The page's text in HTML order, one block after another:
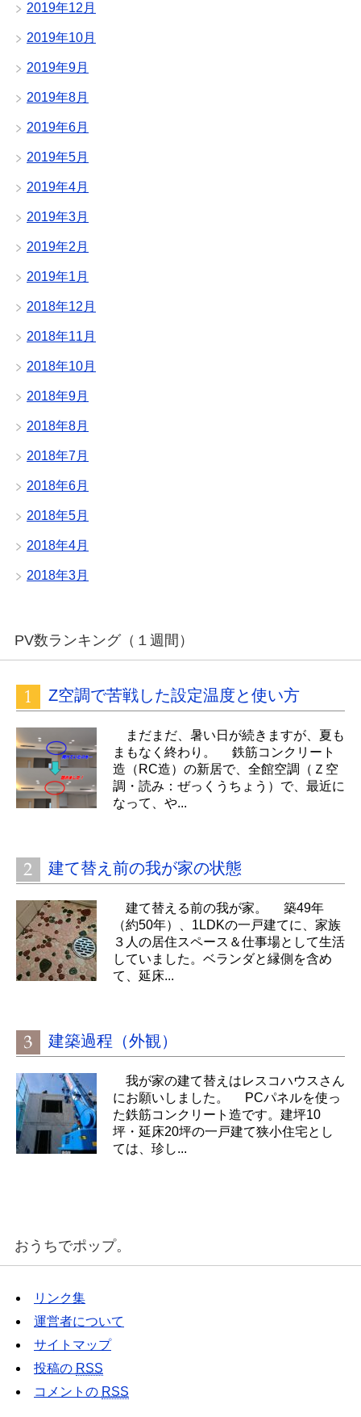
2019年12月
2019年10月
2019年9月
2019年8月
2019年6月
2019年5月
2019年4月
2019年3月
2019年2月
2019年1月
2018年12月
2018年11月
2018年10月
2018年9月
2018年8月
2018年7月
2018年6月
2018年5月
2018年4月
2018年3月
PV数ランキング（１週間）
Z空調で苦戦した設定温度と使い方
まだまだ、暑い日が続きますが、夏も
まもなく終わり。 鉄筋コンクリート
造（RC造）の新居で、全館空調（Ｚ空
調・読み：ぜっくうちょう）で、最近に
なって、や...
建て替え前の我が家の状態
建て替える前の我が家。 築49年
（約50年）、1LDKの一戸建てに、家族
３人の居住スペース＆仕事場として生活
していました。ベランダと縁側を含め
て、延床...
建築過程（外観）
我が家の建て替えはレスコハウスさん
にお願いしました。 PCパネルを使っ
た鉄筋コンクリート造です。建坪10
坪・延床20坪の一戸建て狭小住宅とし
ては、珍し...
おうちでポップ。
リンク集
運営者について
サイトマップ
投稿の RSS
コメントの RSS